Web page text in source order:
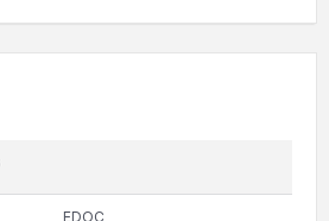
EDOC